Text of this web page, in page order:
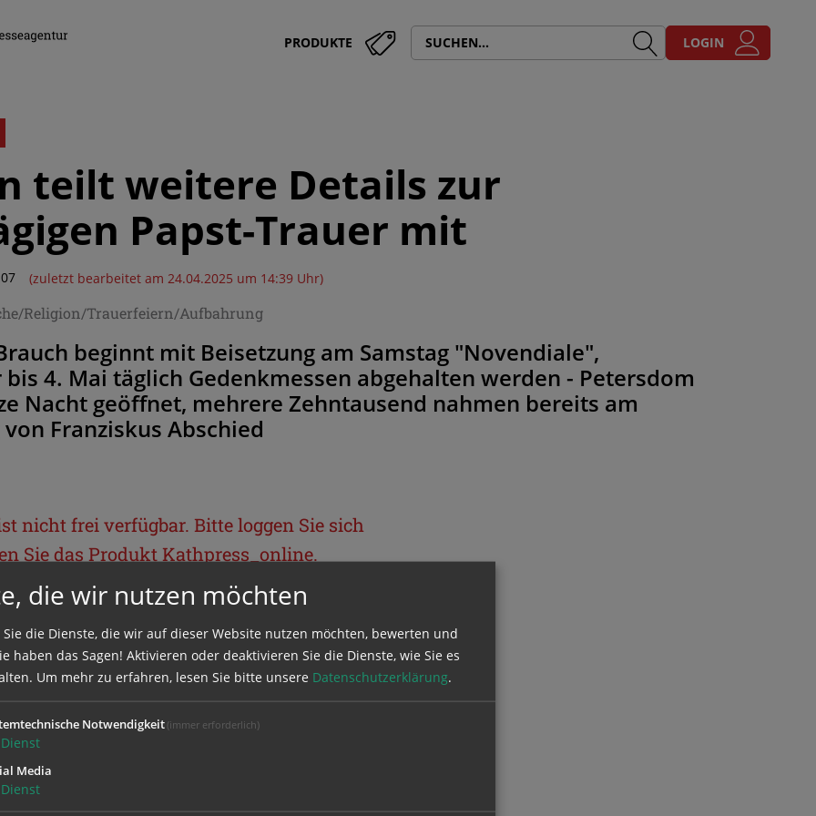
PRODUKTE LOGIN
teilt weitere Details zur
Papst-Trauer mit
(zuletzt bearbeitet am 24.04.2025 um 14:39 Uhr)
Religion/Trauerfeiern/Aufbahrung
beginnt mit Beisetzung am Samstag "Novendiale",
4. Mai täglich Gedenkmessen abgehalten werden - Petersdom
Nacht geöffnet, mehrere Zehntausend nahmen bereits am
Franziskus Abschied
nicht frei verfügbar. Bitte loggen Sie sich
Sie das Produkt Kathpress_online.
sich mit Ihrem Benutzernamen und
die wir nutzen möchten
Sie die Dienste, die wir auf dieser Website nutzen möchten, bewerten und
haben das Sagen! Aktivieren oder deaktivieren Sie die Dienste, wie Sie es
Um mehr zu erfahren, lesen Sie bitte unsere Datenschutzerklärung.
Notwendigkeit (immer erforderlich)
Dienst
Media
Dienst